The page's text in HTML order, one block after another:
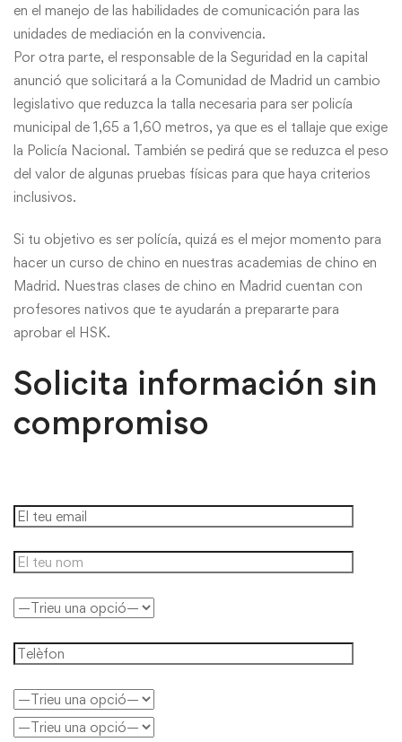
en el manejo de las habilidades de comunicación para las
unidades de mediación en la convivencia.
Por otra parte, el responsable de la Seguridad en la capital
anunció que solicitará a la Comunidad de Madrid un cambio
legislativo que reduzca la talla necesaria para ser policía
municipal de 1,65 a 1,60 metros, ya que es el tallaje que exige
la Policía Nacional. También se pedirá que se reduzca el peso
del valor de algunas pruebas físicas para que haya criterios
inclusivos.
Si tu objetivo es ser polícía, quizá es el mejor momento para
hacer un curso de chino en nuestras academias de chino en
Madrid. Nuestras clases de chino en Madrid cuentan con
profesores nativos que te ayudarán a prepararte para
aprobar el HSK.
Solicita información sin
compromiso